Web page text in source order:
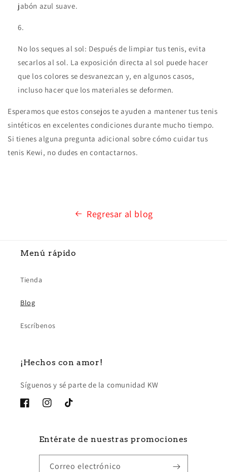
jabón azul suave.
No los seques al sol: Después de limpiar tus tenis, evita
secarlos al sol. La exposición directa al sol puede hacer
que los colores se desvanezcan y, en algunos casos,
incluso hacer que los materiales se deformen.
Esperamos que estos consejos te ayuden a mantener tus tenis
sintéticos en excelentes condiciones durante mucho tiempo.
Si tienes alguna pregunta adicional sobre cómo cuidar tus
tenis Kewi, no dudes en contactarnos.
Regresar al blog
Menú rápido
Tienda
Blog
Escríbenos
¡Hechos con amor!
Síguenos y sé parte de la comunidad KW
FacebookInstagramTikTok
Entérate de nuestras promociones
Correo electrónico